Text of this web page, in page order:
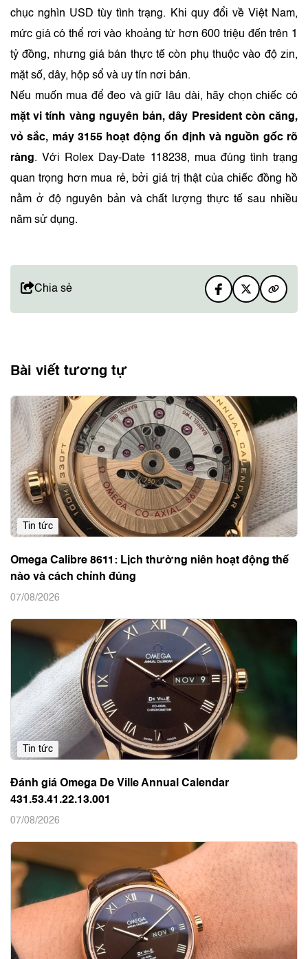
chục nghìn USD tùy tình trạng. Khi quy đổi về Việt Nam,
mức giá có thể rơi vào khoảng từ hơn 600 triệu đến trên 1
tỷ đồng, nhưng giá bán thực tế còn phụ thuộc vào độ zin,
mặt số, dây, hộp sổ và uy tín nơi bán.
Nếu muốn mua để đeo và giữ lâu dài, hãy chọn chiếc có
mặt vi tính vàng nguyên bản, dây President còn căng,
vỏ sắc, máy 3155 hoạt động ổn định và nguồn gốc rõ
ràng. Với Rolex Day-Date 118238, mua đúng tình trạng
quan trọng hơn mua rẻ, bởi giá trị thật của chiếc đồng hồ
nằm ở độ nguyên bản và chất lượng thực tế sau nhiều
năm sử dụng.
Chia sẻ
Bài viết tương tự
Tin tức
Omega Calibre 8611: Lịch thường niên hoạt động thế
nào và cách chỉnh đúng
07/08/2026
Tin tức
Đánh giá Omega De Ville Annual Calendar
431.53.41.22.13.001
07/08/2026